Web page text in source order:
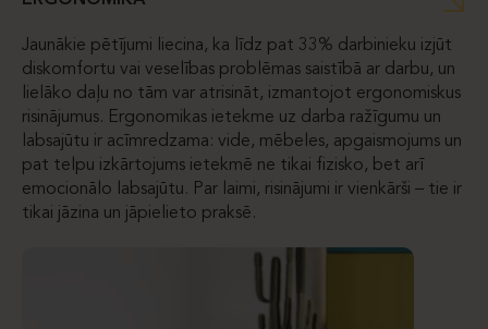
Jaunākie pētījumi liecina, ka līdz pat 33% darbinieku izjūt
diskomfortu vai veselības problēmas saistībā ar darbu, un
lielāko daļu no tām var atrisināt, izmantojot ergonomiskus
risinājumus. Ergonomikas ietekme uz darba ražīgumu un
labsajūtu ir acīmredzama: vide, mēbeles, apgaismojums un
pat telpu izkārtojums ietekmē ne tikai fizisko, bet arī
emocionālo labsajūtu. Par laimi, risinājumi ir vienkārši – tie ir
tikai jāzina un jāpielieto praksē.